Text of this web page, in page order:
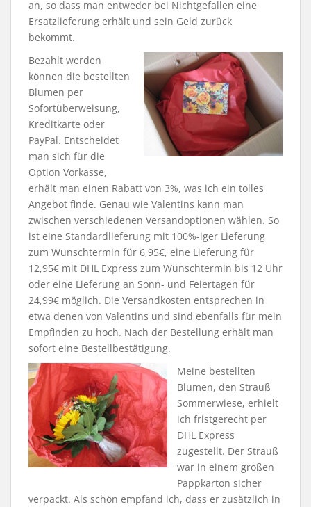
an, so dass man entweder bei Nichtgefallen eine
Ersatzlieferung erhält und sein Geld zurück
bekommt.
Bezahlt werden
können die bestellten
Blumen per
Sofortüberweisung,
Kreditkarte oder
PayPal. Entscheidet
man sich für die
Option Vorkasse,
erhält man einen Rabatt von 3%, was ich ein tolles
Angebot finde. Genau wie Valentins kann man
zwischen verschiedenen Versandoptionen wählen. So
ist eine Standardlieferung mit 100%-iger Lieferung
zum Wunschtermin für 6,95€, eine Lieferung für
12,95€ mit DHL Express zum Wunschtermin bis 12 Uhr
oder eine Lieferung an Sonn- und Feiertagen für
24,99€ möglich. Die Versandkosten entsprechen in
etwa denen von Valentins und sind ebenfalls für mein
Empfinden zu hoch. Nach der Bestellung erhält man
sofort eine Bestellbestätigung.
Meine bestellten
Blumen, den Strauß
Sommerwiese, erhielt
ich fristgerecht per
DHL Express
zugestellt. Der Strauß
war in einem großen
Pappkarton sicher
verpackt. Als schön empfand ich, dass er zusätzlich in